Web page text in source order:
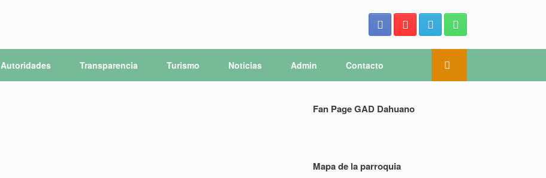
Autoridades Transparencia Turismo Noticias Admin Contacto
Fan Page GAD Dahuano
Mapa de la parroquia